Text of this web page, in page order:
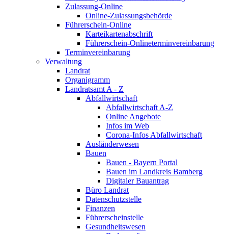
Zulassung-Online
Online-Zulassungsbehörde
Führerschein-Online
Karteikartenabschrift
Führerschein-Onlineterminvereinbarung
Terminvereinbarung
Verwaltung
Landrat
Organigramm
Landratsamt A - Z
Abfallwirtschaft
Abfallwirtschaft A-Z
Online Angebote
Infos im Web
Corona-Infos Abfallwirtschaft
Ausländerwesen
Bauen
Bauen - Bayern Portal
Bauen im Landkreis Bamberg
Digitaler Bauantrag
Büro Landrat
Datenschutzstelle
Finanzen
Führerscheinstelle
Gesundheitswesen